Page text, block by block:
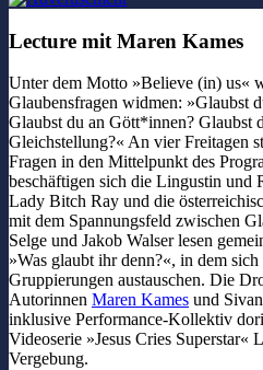
Lecture mit Maren Kames
Unter dem Motto »Believe (in) us«
Glaubensfragen widmen: »Glaubst
Glaubst du an Gött*innen? Glaubst
Gleichstellung?« An vier Freitagen
Fragen in den Mittelpunkt des
beschäftigen sich die Lingustin und
Lady Bitch Ray und die
mit dem Spannungsfeld zwischen
Selge und Jakob Walser lesen
»Was glaubt ihr denn?«, in dem
Gruppierungen austauschen. Die
Autorinnen Maren Kames und
inklusive Performance-Kollektiv
Videoserie »Jesus Cries Superstar«
Vergebung.